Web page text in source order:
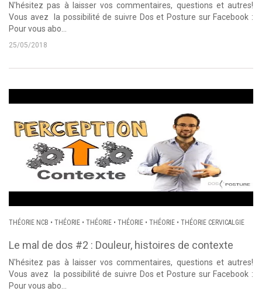
N'hésitez pas à laisser vos commentaires, questions et autres!
Vous avez la possibilité de suivre Dos et Posture sur Facebook :
Pour vous abo...
25/05/2018
THÉORIE NCB • THÉORIE • THÉORIE • THÉORIE • THÉORIE • THÉORIE CERVICALGIE
Le mal de dos #2 : Douleur, histoires de contexte
N'hésitez pas à laisser vos commentaires, questions et autres!
Vous avez la possibilité de suivre Dos et Posture sur Facebook :
Pour vous abo...